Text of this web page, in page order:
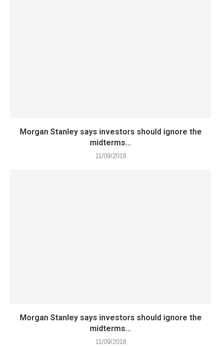
Morgan Stanley says investors should ignore the
midterms...
11/09/2018
Morgan Stanley says investors should ignore the
midterms...
11/09/2018